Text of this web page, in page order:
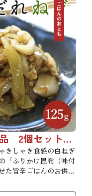
ごはんのおとも
よだれねぎ 単品 2個セット 3個セット 4個セット 0655
きしゃき食感の白ねぎ
「ふりかけ昆布（味付
た旨辛ごはんのお供で
や焼き肉、炒め物にも